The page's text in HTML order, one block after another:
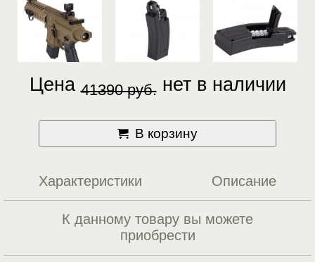
Цена 41390 руб. нет в наличии
В корзину
Характеристики Описание
К данному товару вы можете
приобрести